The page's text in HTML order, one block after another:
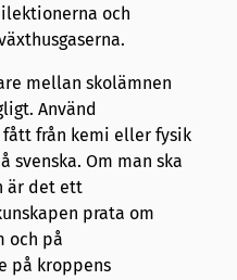
och
mellan skolämnen
Använd
från kemi eller fysik
svenska. Om man ska
är det ett
prata om
och på
på kroppens